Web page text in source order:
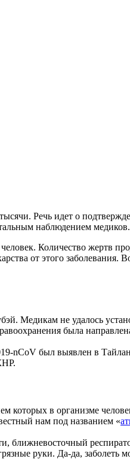
Речь идет о
наблюдением медиков.
Количество жертв
от этого
Медикам не удалось
была
nCoV был выявлен в
которых в организме
нам под названием «
руки. Да-да, заболеть